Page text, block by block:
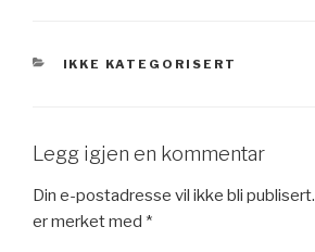
KATEGORIER
IKKE KATEGORISERT
Legg igjen en kommentar
Din e-postadresse vil ikke bli publisert.
er merket med *